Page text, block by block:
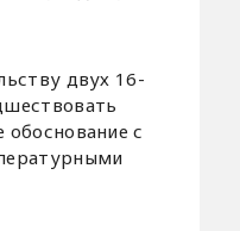
двух 16-
обоснование с